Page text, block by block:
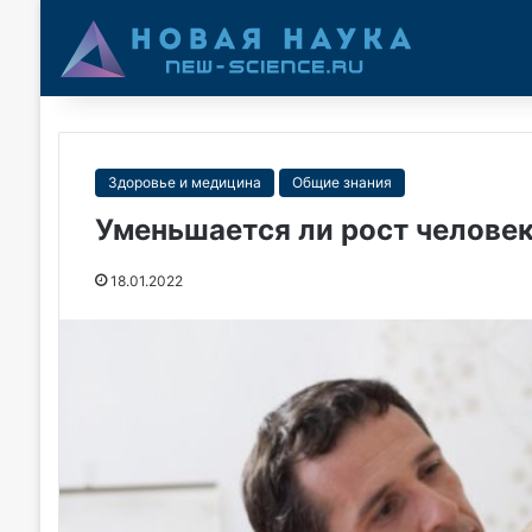
Здоровье и медицина Общие знания
Уменьшается ли рост
18.01.2022